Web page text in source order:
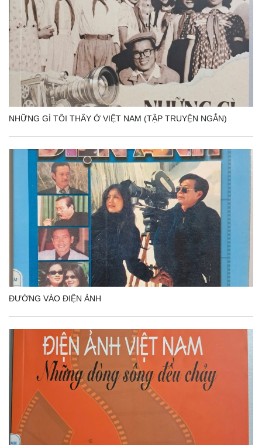
NHỮNG GÌ TÔI THẤY Ở VIỆT NAM (TẬP TRUYỆN NGẮN)
ĐƯỜNG VÀO ĐIỆN ẢNH